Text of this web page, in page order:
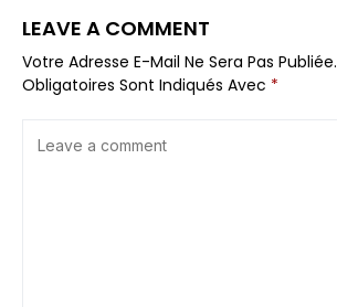
LEAVE A COMMENT
Votre Adresse E-Mail Ne Sera Pas Publiée.
Obligatoires Sont Indiqués Avec *